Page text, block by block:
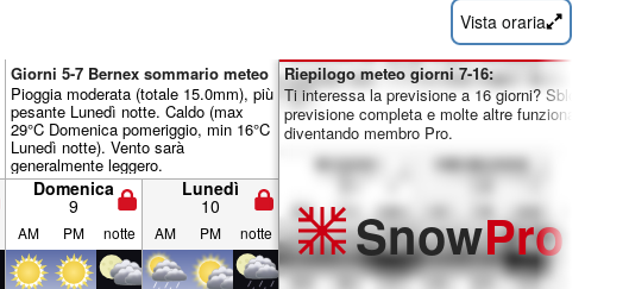
Vista oraria
Giorni 5-7 Bernex sommario meteo
Pioggia moderata (totale 15.0mm), più
pesante Lunedì notte. Caldo (max
29°C Domenica pomeriggio, min 16°C
Lunedì notte). Vento sarà
generalmente leggero.
Domenica
9
Lunedì
10
AM PM notte AM PM notte
Riepilogo meteo giorni 7-16:
Ti interessa la previsione a 16 giorni? Sblocca la
previsione completa e molte altre funzionalità
diventando membro Pro.
SnowPro